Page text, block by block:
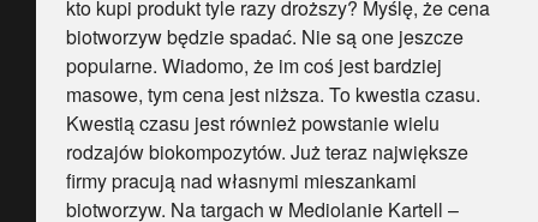
kto kupi produkt tyle razy droższy? Myślę, że cena
biotworzyw będzie spadać. Nie są one jeszcze
popularne. Wiadomo, że im coś jest bardziej
masowe, tym cena jest niższa. To kwestia czasu.
Kwestią czasu jest również powstanie wielu
rodzajów biokompozytów. Już teraz największe
firmy pracują nad własnymi mieszankami
biotworzyw. Na targach w Mediolanie Kartell –